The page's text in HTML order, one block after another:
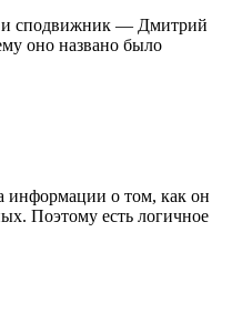
и сподвижник — Дмитрий
оно названо было
информации о том, как он
Поэтому есть логичное